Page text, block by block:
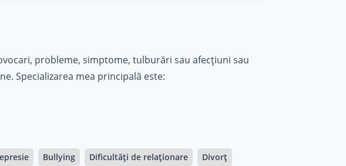
probleme, simptome, tulburări sau afecțiuni sau
Specializarea mea principală este:
Bullying Dificultăți de relaționare
Divorț